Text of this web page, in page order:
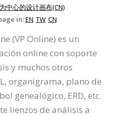
中心的设计画布(CN)
in:EN TW CN
(VP Online) es un
online con soporte
y muchos otros
organigrama, plano de
genealógico, ERD, etc.
lienzos de análisis a